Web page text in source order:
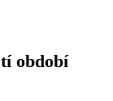
období